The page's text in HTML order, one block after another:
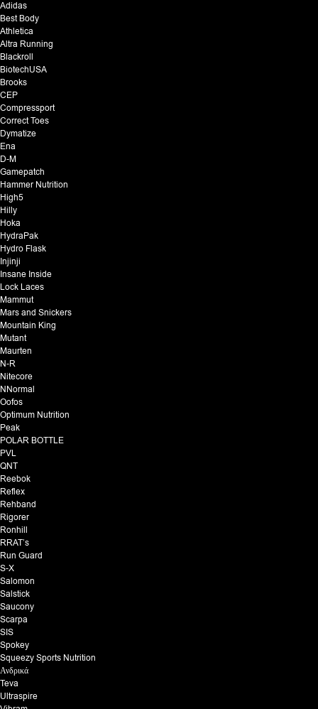
Adidas
Best Body
Athletica
Altra Running
Blackroll
BiotechUSA
Brooks
CEP
Compressport
Correct Toes
Dymatize
Ena
D-M
Gamepatch
Hammer Nutrition
High5
Hilly
Hoka
HydraPak
Hydro Flask
Injinji
Insane Inside
Lock Laces
Mammut
Mars and Snickers
Mountain King
Mutant
Maurten
N-R
Nitecore
NNormal
Oofos
Optimum Nutrition
Peak
POLAR BOTTLE
PVL
QNT
Reebok
Reflex
Rehband
Rigorer
Ronhill
RRAT’s
Run Guard
S-X
Salomon
Salstick
Saucony
Scarpa
SIS
Spokey
Squeezy Sports Nutrition
Ανδρικά
Teva
Ultraspire